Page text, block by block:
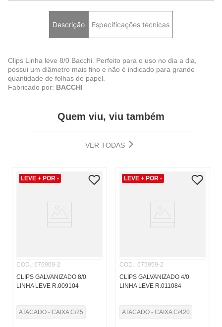
Descrição Especificações técnicas
Clips Linha leve 8/0 Bacchi. Perfeito para o uso no dia a dia,
possui um diâmetro mais fino e não é indicado para grande
quantidade de folhas de papel.
Fabricado por: BACCHI
Quem viu, viu também
VER TODAS
LEVE + POR -
COD.: 676909-2
CLIPS GALVANIZADO 8/0
LINHA LEVE R.009104
ATACADO - CAIXA C/25
LEVE + POR -
COD.: 675959-2
CLIPS GALVANIZADO 4/0
LINHA LEVE R.011084
ATACADO - CAIXA C/420